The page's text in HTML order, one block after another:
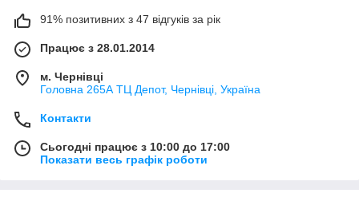
91% позитивних з 47 відгуків за рік
Працює з 28.01.2014
м. Чернівці
Головна 265А ТЦ Депот, Чернівці, Україна
Контакти
Сьогодні працює з 10:00 до 17:00
Показати весь графік роботи